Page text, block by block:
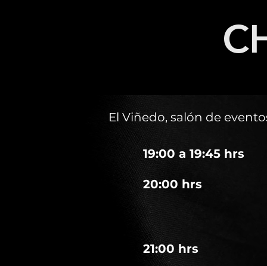
El Viñedo, salón de
19:00 a 19:45 hrs
20:00 hrs
21:00 hrs